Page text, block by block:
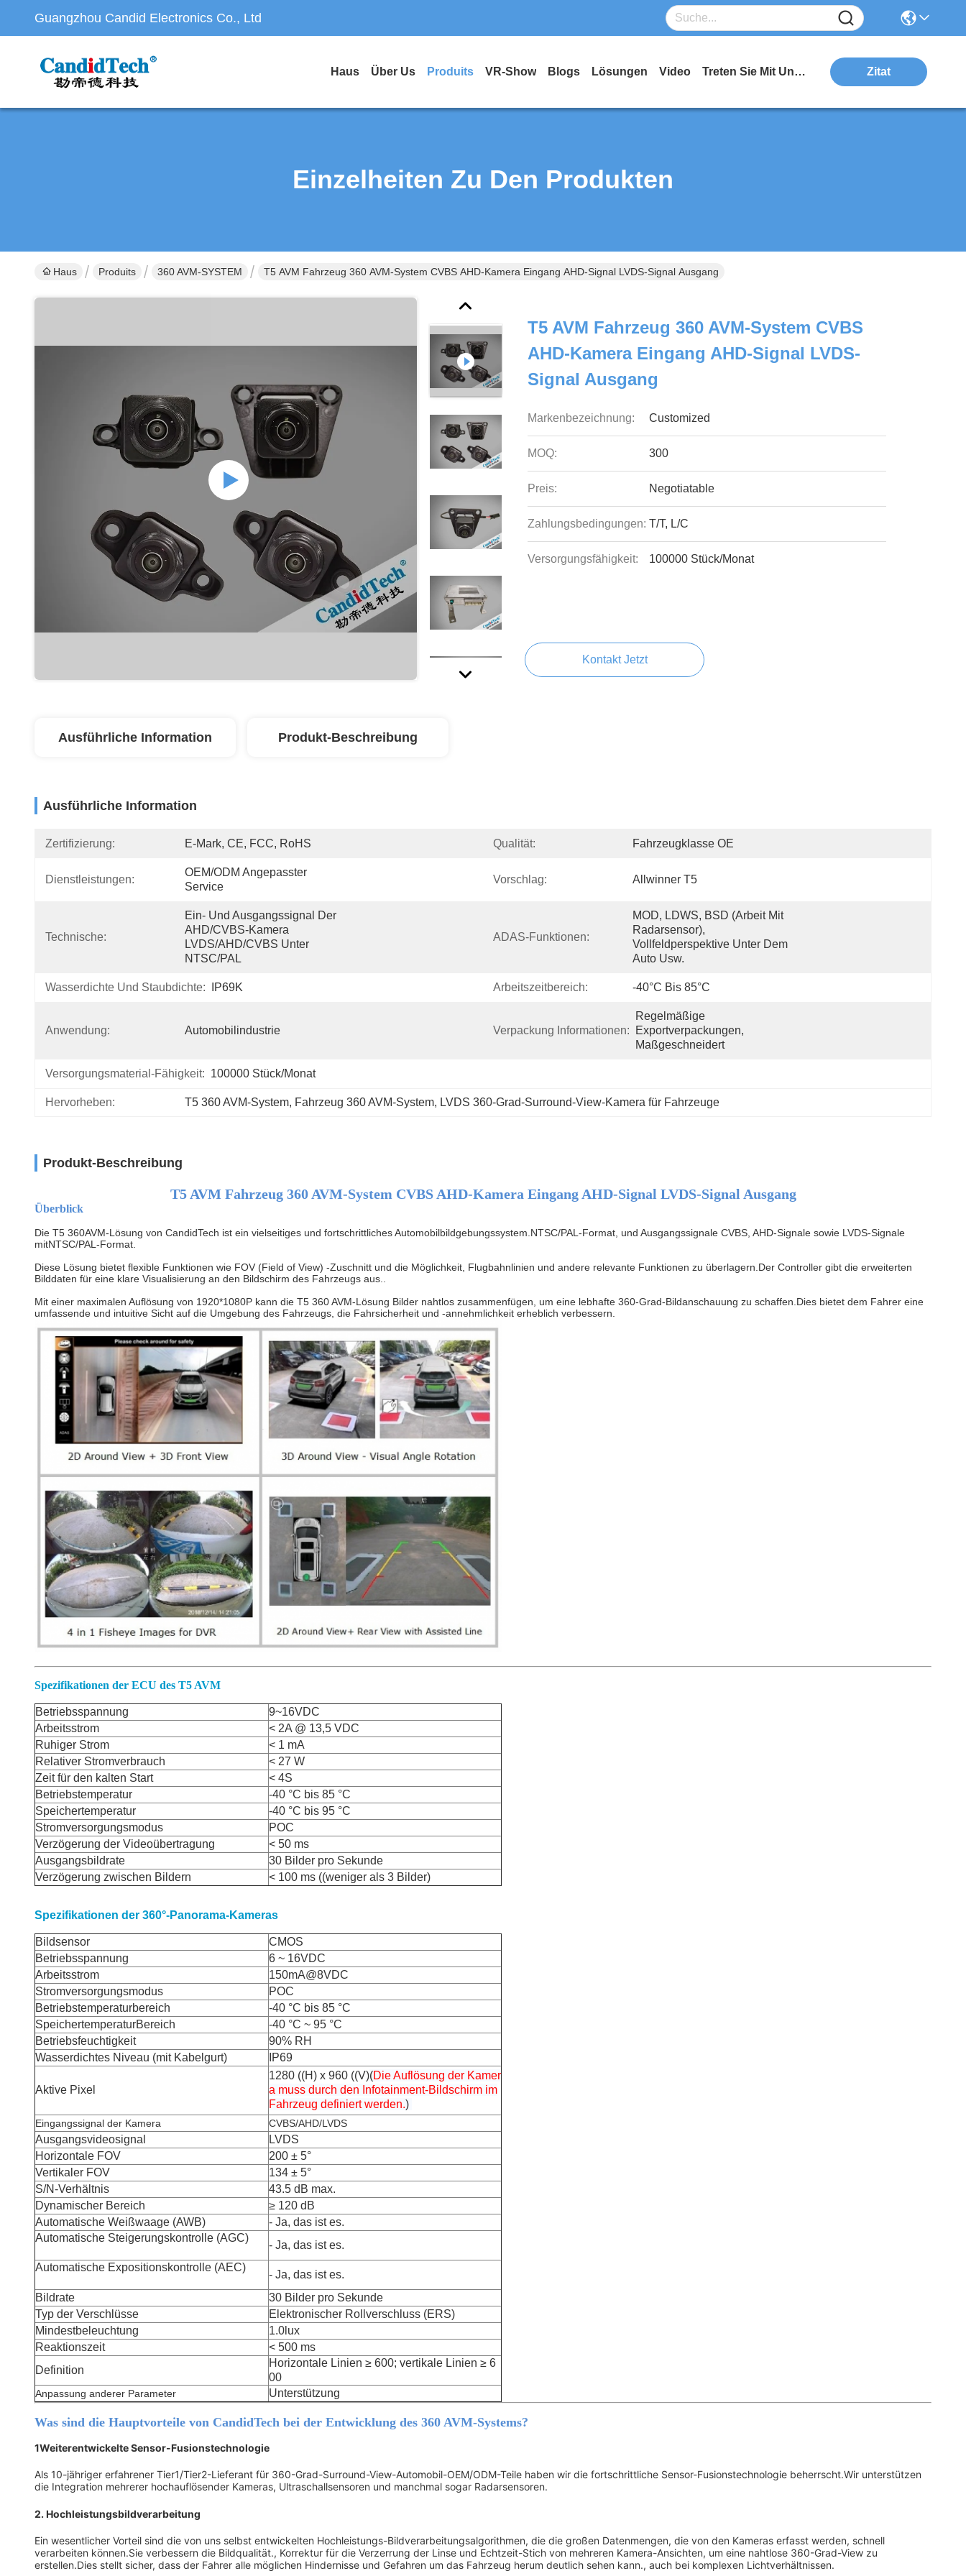
Guangzhou Candid Electronics Co., Ltd
Haus Über Us Produits VR-Show Blogs Lösungen Video Treten Sie Mit Uns In Verbindung Zitat
Einzelheiten Zu Den Produkten
Haus Produits 360 AVM-SYSTEM T5 AVM Fahrzeug 360 AVM-System CVBS AHD-Kamera Eingang AHD-Signal LVDS-Signal Ausgang
T5 AVM Fahrzeug 360 AVM-System CVBS
AHD-Kamera Eingang AHD-Signal LVDS-
Signal Ausgang
Markenbezeichnung: Customized
MOQ: 300
Preis: Negotiatable
Zahlungsbedingungen: T/T, L/C
Versorgungsfähigkeit: 100000 Stück/Monat
Kontakt Jetzt
Ausführliche Information Produkt-Beschreibung
Ausführliche Information
Zertifizierung: E-Mark, CE, FCC, RoHS Qualität: Fahrzeugklasse OE
Dienstleistungen:
OEM/ODM Angepasster
Service
Vorschlag: Allwinner T5
Technische:
Ein- Und Ausgangssignal Der
AHD/CVBS-Kamera
LVDS/AHD/CVBS Unter
NTSC/PAL
ADAS-Funktionen:
MOD, LDWS, BSD (Arbeit Mit
Radarsensor),
Vollfeldperspektive Unter Dem
Auto Usw.
Wasserdichte Und Staubdichte: IP69K Arbeitszeitbereich: -40°C Bis 85°C
Anwendung: Automobilindustrie Verpackung Informationen:
Regelmäßige
Exportverpackungen,
Maßgeschneidert
Versorgungsmaterial-Fähigkeit: 100000 Stück/Monat
Hervorheben: T5 360 AVM-System, Fahrzeug 360 AVM-System, LVDS 360-Grad-Surround-View-Kamera für Fahrzeuge
Produkt-Beschreibung
T5 AVM Fahrzeug 360 AVM-System CVBS AHD-Kamera Eingang AHD-Signal LVDS-Signal Ausgang
Überblick
Die T5 360AVM-Lösung von CandidTech ist ein vielseitiges und fortschrittliches Automobilbildgebungssystem. NTSC/PAL-Format , und Ausgangssignale CVBS, AHD-Signale sowie LVDS-Signale
mitNTSC/PAL-Format
Diese Lösung bietet flexible Funktionen wie FOV (Field of View) -Zuschnitt und die Möglichkeit, Flugbahnlinien und andere relevante Funktionen zu überlagern.Der Controller gibt die erweiterten
Bilddaten für eine klare Visualisierung an den Bildschirm des Fahrzeugs aus..
Mit einer maximalen Auflösung von 1920*1080P kann die T5 360 AVM-Lösung Bilder nahtlos zusammenfügen, um eine lebhafte 360-Grad-Bildanschauung zu schaffen.Dies bietet dem Fahrer eine
umfassende und intuitive Sicht auf die Umgebung des Fahrzeugs, die Fahrsicherheit und -annehmlichkeit erheblich verbessern.
Spezifikationen der ECU des T5 AVM
Betriebsspannung
9~16VDC
Arbeitsstrom
< 2A @ 13,5 VDC
Ruhiger Strom
< 1 mA
Relativer Stromverbrauch
< 27 W
Zeit für den kalten Start
< 4S
Betriebstemperatur
-40 °C bis 85 °C
Speichertemperatur
-40 °C bis 95 °C
Stromversorgungsmodus
POC
Verzögerung der Videoübertragung
< 50 ms
Ausgangsbildrate
30 Bilder pro Sekunde
Verzögerung zwischen Bildern
< 100 ms ((weniger als 3 Bilder)
Spezifikationen der 360°-Panorama-Kameras
Bildsensor
CMOS
Betriebsspannung
6 ~ 16VDC
Arbeitsstrom
150mA@8VDC
Stromversorgungsmodus
POC
Betriebstemperaturbereich
-40 °C bis 85 °C
SpeichertemperaturBereich
-40 °C ~ 95 °C
Betriebsfeuchtigkeit
90% RH
Wasserdichtes Niveau (mit Kabelgurt)
IP69
Aktive Pixel
1280 ((H) x 960 ((V)(Die Auflösung der Kamer
a muss durch den Infotainment-Bildschirm im
Fahrzeug definiert werden.)
Eingangssignal der Kamera CVBS/AHD/LVDS
Ausgangsvideosignal
LVDS
Horizontale FOV
200 ± 5°
Vertikaler FOV
134 ± 5°
S/N-Verhältnis
43.5 dB max.
Dynamischer Bereich
≥ 120 dB
Automatische Weißwaage (AWB)
- Ja, das ist es.
Automatische Steigerungskontrolle (AGC)
- Ja, das ist es.
Automatische Expositionskontrolle (AEC)
- Ja, das ist es.
Bildrate
30 Bilder pro Sekunde
Typ der Verschlüsse
Elektronischer Rollverschluss (ERS)
Mindestbeleuchtung
1.0lux
Reaktionszeit
< 500 ms
Definition
Horizontale Linien ≥ 600; vertikale Linien ≥ 6
00
Anpassung anderer Parameter Unterstützung
Was sind die Hauptvorteile von CandidTech bei der Entwicklung des 360 AVM-Systems?
1Weiterentwickelte Sensor-Fusionstechnologie
Als 10-jähriger erfahrener Tier1/Tier2-Lieferant für 360-Grad-Surround-View-Automobil-OEM/ODM-Teile haben wir die fortschrittliche Sensor-Fusionstechnologie beherrscht.Wir unterstützen
die Integration mehrerer hochauflösender Kameras, Ultraschallsensoren und manchmal sogar Radarsensoren.
2. Hochleistungsbildverarbeitung
Ein wesentlicher Vorteil sind die von uns selbst entwickelten Hochleistungs-Bildverarbeitungsalgorithmen, die die großen Datenmengen, die von den Kameras erfasst werden, schnell
verarbeiten können.Sie verbessern die Bildqualität., Korrektur für die Verzerrung der Linse und Echtzeit-Stich von mehreren Kamera-Ansichten, um eine nahtlose 360-Grad-View zu
erstellen.Dies stellt sicher, dass der Fahrer alle möglichen Hindernisse und Gefahren um das Fahrzeug herum deutlich sehen kann., auch bei komplexen Lichtverhältnissen.